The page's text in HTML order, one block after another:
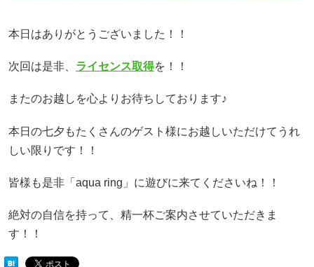
本日はありがとうございました！！
次回は是非、 ライセンス取得を！！
またのお越しを心よりお待ちしております♪
本日の七夕もたくさんのゲスト様にお越しいただけてうれ
しい限りです！！
皆様も是非「aqua ring」に遊びに来てくださいね！！
絶対の自信を持って、精一杯ご案内させていただきま
す！！